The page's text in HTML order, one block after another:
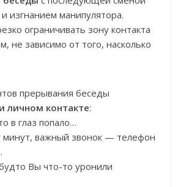
изгнанием манипулятора.
ограничивать зону контакта
не зависимо от того, насколько
прерывания беседы
личном контакте:
в глаз попало…
минут, важный звонок — телефон
Вы что-то уронили